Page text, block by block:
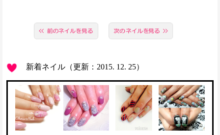
新着ネイル（更新：2015. 12. 25）